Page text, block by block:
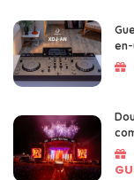
en-